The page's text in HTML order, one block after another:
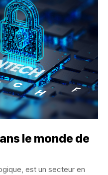
le monde de
est un secteur en